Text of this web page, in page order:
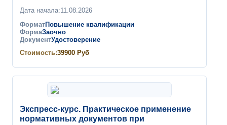
Дата начала:11.08.2026
ФорматПовышение квалификации
ФормаЗаочно
ДокументУдостоверение
Стоимость:39900 Руб
Экспресс-курс. Практическое применение
нормативных документов при